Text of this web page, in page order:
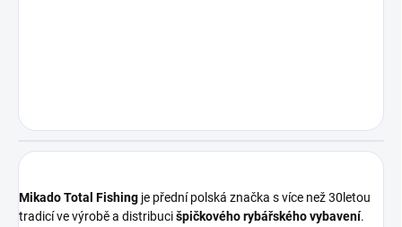
Mikado Total Fishing je přední polská značka s více než 30letou
tradicí ve výrobě a distribucišpičkového rybářského vybavení.